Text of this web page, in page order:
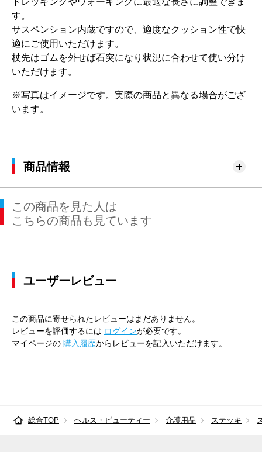
す。
サスペンション内蔵ですので、適度なクッション性で快
適にご使用いただけます。
杖先はゴムを外せば石突になり状況に合わせて使い分け
いただけます。
※写真はイメージです。実際の商品と異なる場合がござ
います。
商品情報
この商品を見た人は
こちらの商品も見ています
ユーザーレビュー
この商品に寄せられたレビューはまだありません。
レビューを評価するには ログインが必要です。
マイページの 購入履歴からレビューを記入いただけます。
総合TOP ヘルス・ビューティー 介護用品 ステッキ